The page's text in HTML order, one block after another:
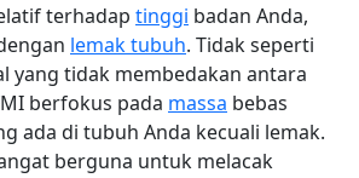
terhadap tinggi badan Anda,
lemak tubuh. Tidak seperti
yang tidak membedakan antara
berfokus pada massa bebas
ada di tubuh Anda kecuali lemak.
berguna untuk melacak